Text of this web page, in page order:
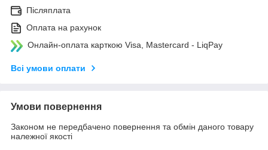
Післяплата
Оплата на рахунок
Онлайн-оплата карткою Visa, Mastercard - LiqPay
Всі умови оплати
Умови повернення
Законом не передбачено повернення та обмін даного товару
належної якості